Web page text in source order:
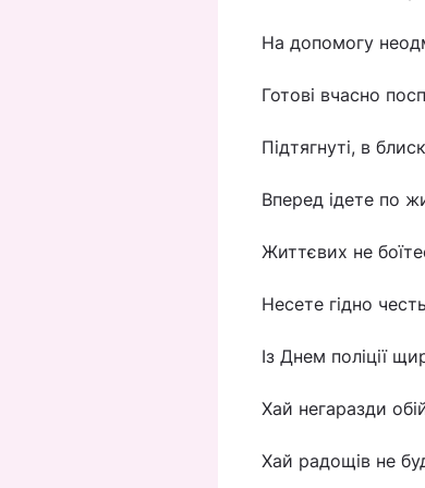
На допомогу
Готові вчасно
Підтягнуті, в
Вперед ідете по
Життєвих не
Несете гідно
Із Днем поліції
Хай негаразди
Хай радощів не